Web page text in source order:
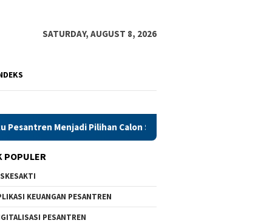
SATURDAY, AUGUST 8, 2026
Pilihan Calon Santri Saat PSB
POPULER
KEUANGAN PESANTREN
PESANTREN